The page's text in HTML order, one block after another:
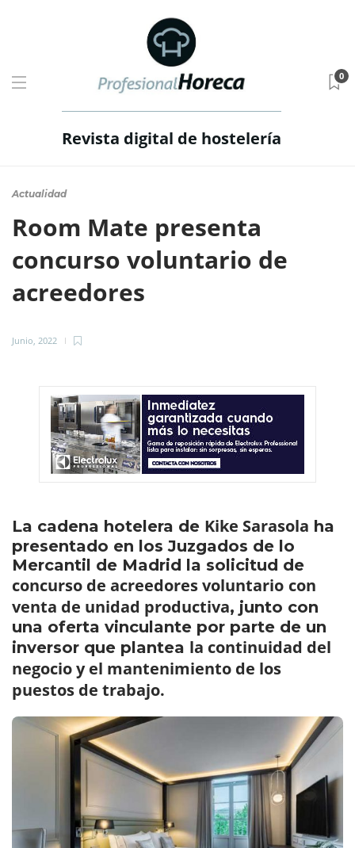
Revista digital de hostelería
0
Actualidad
Room Mate presenta
concurso voluntario de
acreedores
Junio, 2022
La cadena hotelera de Kike Sarasola ha
presentado en los Juzgados de lo
Mercantil de Madrid la solicitud de
concurso de acreedores voluntario con
venta de unidad productiva, junto con
una oferta vinculante por parte de un
inversor que plantea la continuidad del
negocio y el mantenimiento de los
puestos de trabajo.